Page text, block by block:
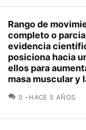
Rango de
completo o
evidencia
posiciona hacia
ellos para
masa muscular y
0 COMENTARIOS
HACE 5 AÑOS